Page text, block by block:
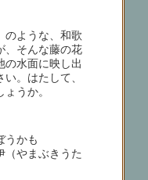
のような、和歌
、そんな藤の花
の水面に映し出
。はたして、
うか。
かも
きうた